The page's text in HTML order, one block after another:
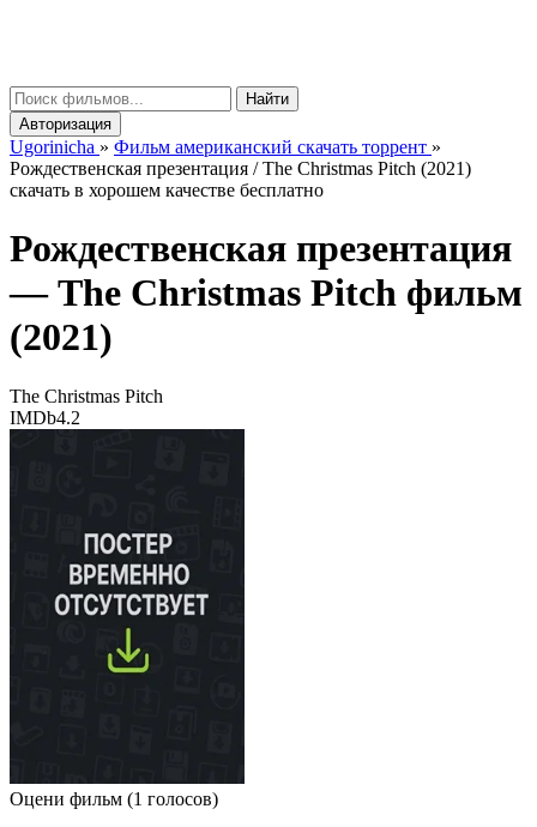
Найти
Авторизация
Ugorinicha » Фильм американский скачать торрент »
Рождественская презентация / The Christmas Pitch (2021)
скачать в хорошем качестве бесплатно
Рождественская презентация
—The Christmas Pitch фильм
(2021)
The Christmas Pitch
IMDb4.2
Оцени фильм (1 голосов)